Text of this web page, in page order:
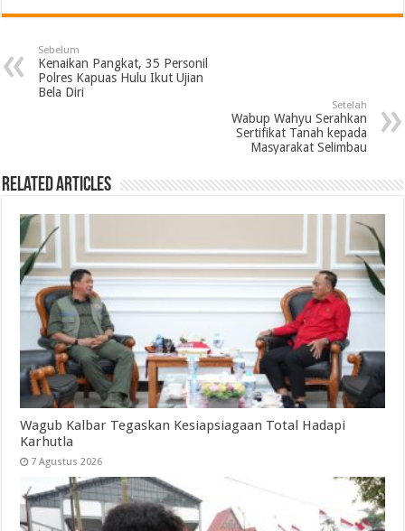
Sebelum
Kenaikan Pangkat, 35 Personil
Polres Kapuas Hulu Ikut Ujian
Bela Diri
Setelah
Wabup Wahyu Serahkan
Sertifikat Tanah kepada
Masyarakat Selimbau
Related Articles
Wagub Kalbar Tegaskan Kesiapsiagaan Total Hadapi
Karhutla
7 Agustus 2026